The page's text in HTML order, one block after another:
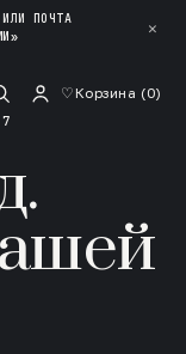
ПОЧТА
✕
♡Корзина (0)